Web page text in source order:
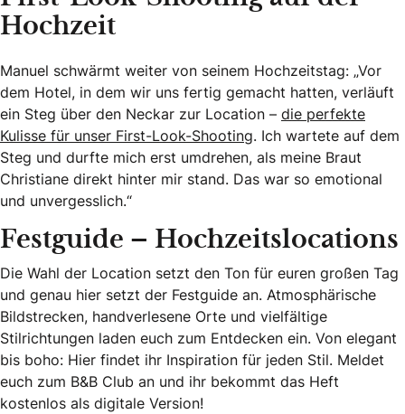
Hochzeit
Manuel schwärmt weiter von seinem Hochzeitstag: „Vor
dem Hotel, in dem wir uns fertig gemacht hatten, verläuft
ein Steg über den Neckar zur Location – die perfekte
Kulisse für unser First-Look-Shooting. Ich wartete auf dem
Steg und durfte mich erst umdrehen, als meine Braut
Christiane direkt hinter mir stand. Das war so emotional
und unvergesslich.“
Festguide – Hochzeitslocations
Die Wahl der Location setzt den Ton für euren großen Tag
und genau hier setzt der Festguide an. Atmosphärische
Bildstrecken, handverlesene Orte und vielfältige
Stilrichtungen laden euch zum Entdecken ein. Von elegant
bis boho: Hier findet ihr Inspiration für jeden Stil. Meldet
euch zum B&B Club an und ihr bekommt das Heft
kostenlos als digitale Version!